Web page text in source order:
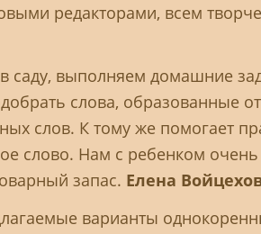
редакторами, всем
саду, выполняем домашние
слова, образованные
слов. К тому же помогает
слово. Нам с ребенком
запас. Елена
варианты